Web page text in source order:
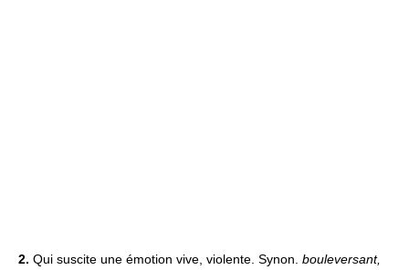
2. Qui suscite une émotion vive, violente. Synon. bouleversant,